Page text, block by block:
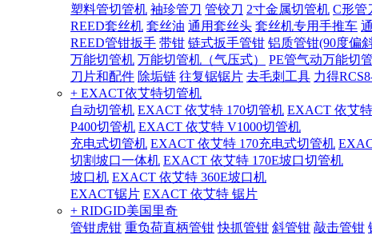
塑料管切管机 袖珍管刀 管铰刀 2寸金属切管机 C形管
REED套丝机 套丝油 通用套丝头 套丝机专用手推车
REED管钳扳手 带钳 链式扳手管钳 铝质管钳(90度偏
万能切管机 万能切管机（气压式）
PE管气动万能切
刀片和配件 除垢链 往复锯锯片 去毛刺工具 力得
+ EXACT依艾特切管机
自动切管机 EXACT 依艾特 170切管机 EXACT 依艾
P400切管机 EXACT 依艾特 V1000切管机
充电式切管机 EXACT 依艾特 170充电式切管机
切割坡口一体机 EXACT 依艾特 170E坡口切管机
坡口机 EXACT 依艾特 360E坡口机
EXACT锯片 EXACT 依艾特 锯片
+ RIDGID美国里奇
管钳虎钳 重负荷直柄管钳 快抓管钳 斜管钳 敲击管钳